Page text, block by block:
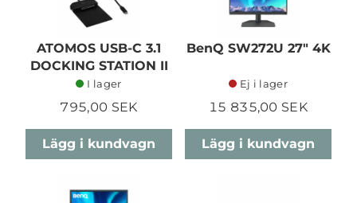
ATOMOS USB-C 3.1
DOCKING STATION II
I lager
795,00 SEK
Lägg i kundvagn
BenQ SW272U 27" 4K
Ej i lager
15 835,00 SEK
Lägg i kundvagn